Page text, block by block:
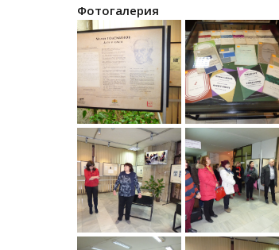
Фотогалерия